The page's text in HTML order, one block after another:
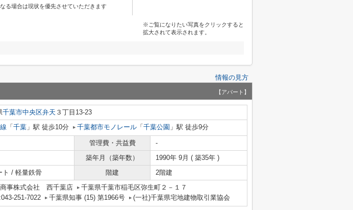
る場合は現状を優先させていただきます
※ご覧になりたい写真をクリックすると
拡大されて表示されます。
情報の見方
【アパート】
千葉市中央区弁天 ３丁目13-23
「 千葉 」駅 徒歩10分 千葉都市モノレール 「 千葉公園 」駅 徒歩9分
管理費・共益費
-
築年月（築年数）
1990年 9月 ( 築35年 )
ト / 軽量鉄骨 階建 2階建
事株式会社 西千葉店
千葉県千葉市稲毛区弥生町２－１７
251-7022
千葉県知事 (15) 第1966号 (一社)千葉県宅地建物取引業協会